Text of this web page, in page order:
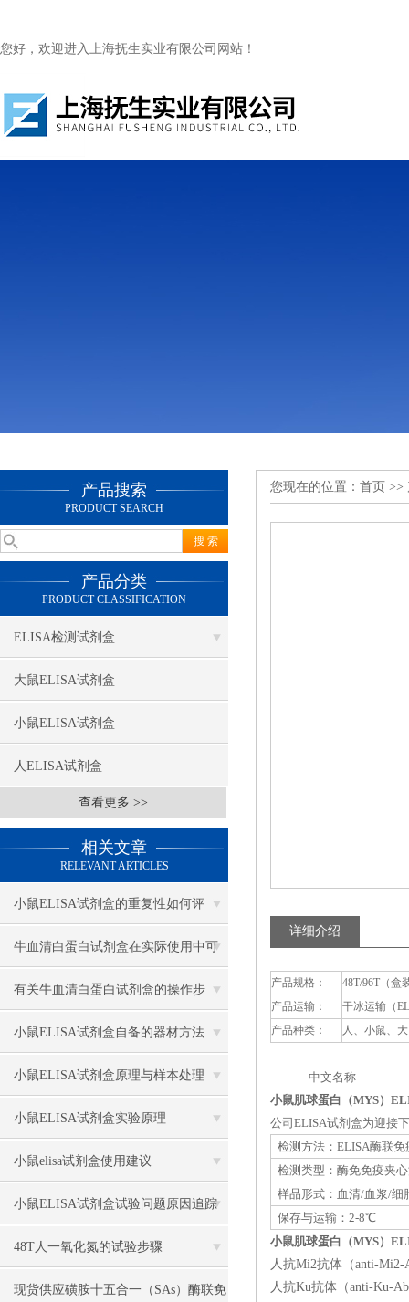
您好，欢迎进入上海抚生实业有限公司网站！
产品搜索
PRODUCT SEARCH
产品分类
PRODUCT CLASSIFICATION
ELISA检测试剂盒
大鼠ELISA试剂盒
小鼠ELISA试剂盒
人ELISA试剂盒
查看更多 >>
相关文章
RELEVANT ARTICLES
小鼠ELISA试剂盒的重复性如何评
估？
牛血清白蛋白试剂盒在实际使用中可
分为多种类型测定
有关牛血清白蛋白试剂盒的操作步
骤，以下有详细说明
小鼠ELISA试剂盒自备的器材方法
小鼠ELISA试剂盒原理与样本处理
小鼠ELISA试剂盒实验原理
小鼠elisa试剂盒使用建议
小鼠ELISA试剂盒试验问题原因追踪
48T人一氧化氮的试验步骤
现货供应磺胺十五合一（SAs）酶联免
您现在的位置： 首页 >>
详细介绍
产品规格：
48T/96T（盒
产品运输：
干冰运输（
产品种类：
人、小鼠、
中文名称 英
小鼠肌球蛋白（MYS）
公司ELISA试剂盒为迎接
检测方法：ELISA酶联免
检测类型：酶免免疫夹
样品形式：血清/血浆/细
保存与运输：2-8℃
小鼠肌球蛋白（MYS）
人抗Mi2抗体（anti-
人抗Ku抗体（anti-Ku-